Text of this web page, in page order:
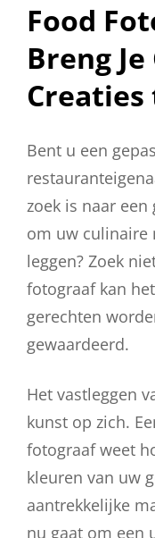
Food
Breng
Bent u een
zoek is naar
om uw culinaire
leggen? Zoek
fotograaf kan
gerechten
gewaardeerd.
Het vastleggen
kunst op zich.
fotograaf weet
kleuren van uw
aantrekkelijke
nu gaat om een